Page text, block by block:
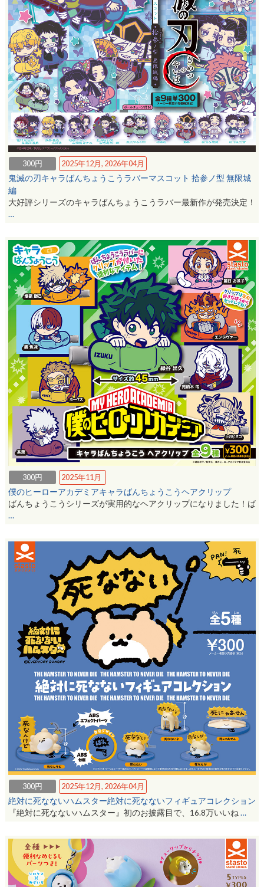
300円 2025年12月, 2026年04月
鬼滅の刃キャラばんちょうこうラバーマスコット 拾参ノ型 無限城
編
大好評シリーズのキャラばんちょうこうラバー最新作が発売決定！
…
300円 2025年11月
僕のヒーローアカデミアキャラばんちょうこうヘアクリップ
ばんちょうこうシリーズが実用的なヘアクリップになりました！ば
…
300円 2025年12月, 2026年04月
絶対に死なないハムスター絶対に死なないフィギュアコレクション
『絶対に死なないハムスター』初のお披露目で、16.8万いいね…